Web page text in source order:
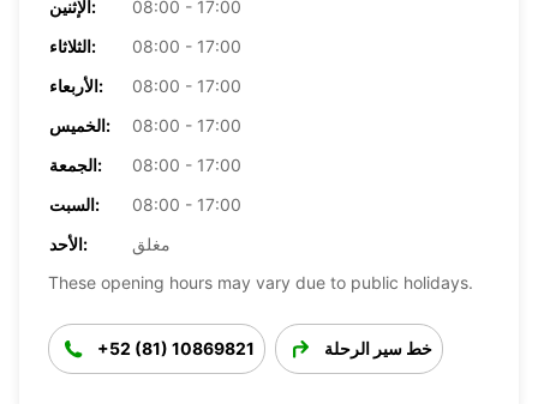
الإثنين:
08:00 - 17:00
الثلاثاء:
08:00 - 17:00
الأربعاء:
08:00 - 17:00
الخميس:
08:00 - 17:00
الجمعة:
08:00 - 17:00
السبت:
08:00 - 17:00
الأحد:
مغلق
These opening hours may vary due to public holidays.
+52 (81) 10869821 خط سير الرحلة